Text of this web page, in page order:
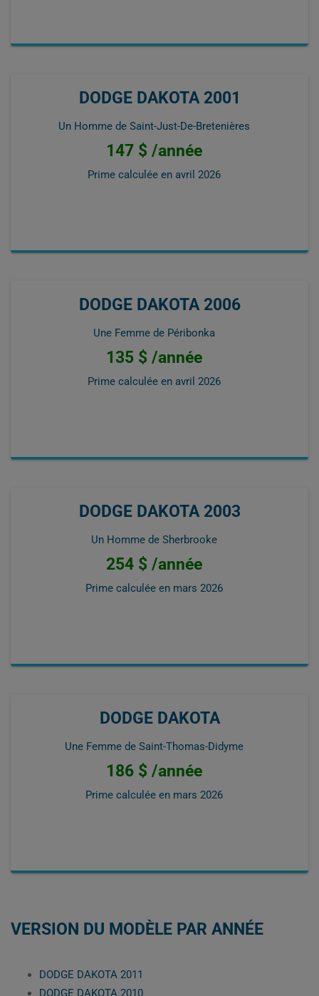
DODGE DAKOTA 2001
Un Homme de Saint-Just-De-Bretenières
147 $ /année
Prime calculée en avril 2026
DODGE DAKOTA 2006
Une Femme de Péribonka
135 $ /année
Prime calculée en avril 2026
DODGE DAKOTA 2003
Un Homme de Sherbrooke
254 $ /année
Prime calculée en mars 2026
DODGE DAKOTA
Une Femme de Saint-Thomas-Didyme
186 $ /année
Prime calculée en mars 2026
VERSION DU MODÈLE PAR ANNÉE
DODGE DAKOTA 2011
DODGE DAKOTA 2010